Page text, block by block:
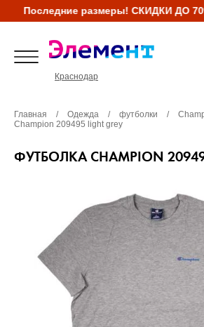
Последние размеры! СКИДКИ ДО
Краснодар
Главная / Одежда / футболки /
Champion 209495 light grey
ФУТБОЛКА CHAMPION